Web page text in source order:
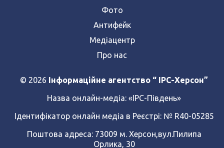
Фото
Антифейк
Медіацентр
Про нас
© 2026 Інформаційне агентство “ IPC-Херсон”
Назва онлайн-медіа: «ІРС-Південь»
Ідентифікатор онлайн медіа в Реєстрі: № R40-05285
Поштова адреса: 73009 м. Херсон,вул.Пилипа
Орлика, 30